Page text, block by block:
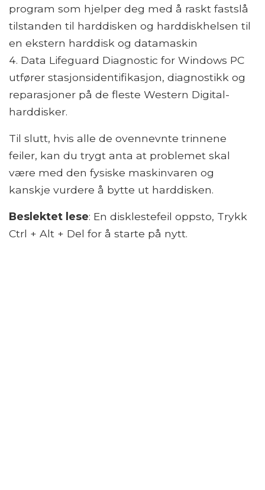
program som hjelper deg med å raskt fastslå
tilstanden til harddisken og harddiskhelsen til
en ekstern harddisk og datamaskin
Data Lifeguard Diagnostic for Windows PC
utfører stasjonsidentifikasjon, diagnostikk og
reparasjoner på de fleste Western Digital-
harddisker.
Til slutt, hvis alle de ovennevnte trinnene
feiler, kan du trygt anta at problemet skal
være med den fysiske maskinvaren og
kanskje vurdere å bytte ut harddisken.
Beslektet lese: En disklestefeil oppsto, Trykk
Ctrl + Alt + Del for å starte på nytt.